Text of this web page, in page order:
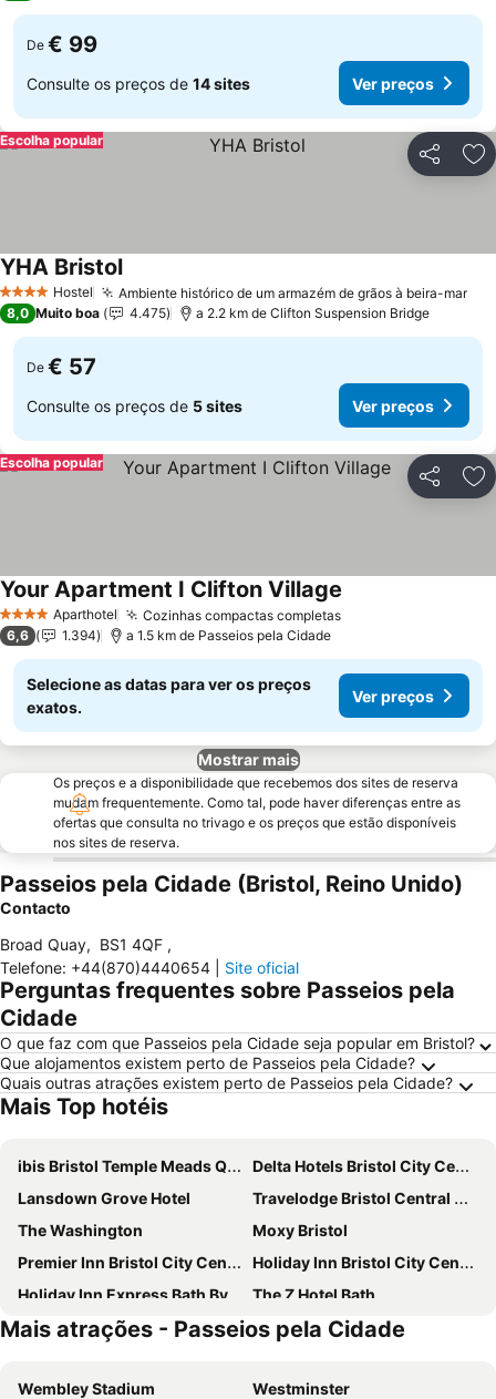
De € 99
Consulte os preços de 14 sites Ver preços
Partilhar
Escolha popular
4 EstrelasHostel Ambiente histórico de um armazém de grãos à beira-mar
YHA BristolVer preços
8,0 Muito boa 4.475 a 2.2 km de Clifton Suspension Bridge
De € 57
Consulte os preços de 5 sites Ver preços
Partilhar
Escolha popular
4 EstrelasAparthotel Cozinhas compactas completasVer preços
Your Apartment I Clifton Village
6,6 1.394 a 1.5 km de Passeios pela Cidade
Selecione as datas para ver os preços
exatos.
Ver preços
Mostrar mais
Os preços e a disponibilidade que recebemos dos sites de reserva
mudam frequentemente. Como tal, pode haver diferenças entre as
ofertas que consulta no trivago e os preços que estão disponíveis
nos sites de reserva.
Passeios pela Cidade (Bristol, Reino Unido)
Contacto
Broad Quay, BS1 4QF ,
Telefone: +44(870)4440654 Site oficial
Perguntas frequentes sobre Passeios pela
Cidade
O que faz com que Passeios pela Cidade seja popular em Bristol?
Que alojamentos existem perto de Passeios pela Cidade?
Quais outras atrações existem perto de Passeios pela Cidade?
Mais Top hotéis
ibis Bristol Temple Meads Quay
Delta Hotels Bristol City Centre
Lansdown Grove Hotel
Travelodge Bristol Central Mitchell Lane
The Washington
Moxy Bristol
Premier Inn Bristol City Centre - Finzels Reach
Holiday Inn Bristol City Centre By Ihg
Holiday Inn Express Bath By Ihg
The Z Hotel Bath
Travelodge Bath Waterside
Travelodge Bath City Centre
Travelodge Bath Central
Holiday Inn Bristol - Filton By Ihg
Mais atrações - Passeios pela Cidade
Wembley Stadium
Westminster